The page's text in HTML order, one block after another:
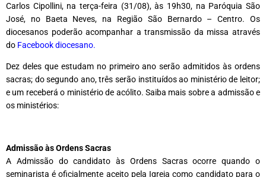
Carlos Cipollini, na terça-feira (31/08), às 19h30, na Paróquia São
José, no Baeta Neves, na Região São Bernardo – Centro. Os
diocesanos poderão acompanhar a transmissão da missa através
do Facebookdiocesano.
Dez deles que estudam no primeiro ano serão admitidos às ordens
sacras; do segundo ano, três serão instituídos ao ministério de leitor;
e um receberá o ministério de acólito. Saiba mais sobre a admissão e
os ministérios:
Admissão às Ordens Sacras
A Admissão do candidato às Ordens Sacras ocorre quando o
seminarista é oficialmente aceito pela Igreja como candidato para o